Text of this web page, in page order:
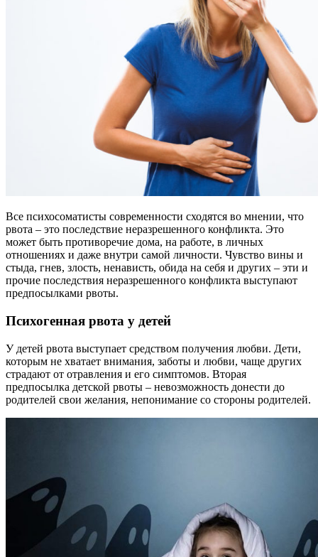
Все психосоматисты современности сходятся во мнении, что
рвота – это последствие неразрешенного конфликта. Это
может быть противоречие дома, на работе, в личных
отношениях и даже внутри самой личности. Чувство вины и
стыда, гнев, злость, ненависть, обида на себя и других – эти и
прочие последствия неразрешенного конфликта выступают
предпосылками рвоты.
Психогенная рвота у детей
У детей рвота выступает средством получения любви. Дети,
которым не хватает внимания, заботы и любви, чаще других
страдают от отравления и его симптомов. Вторая
предпосылка детской рвоты – невозможность донести до
родителей свои желания, непонимание со стороны родителей.